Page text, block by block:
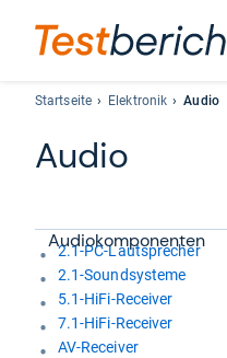
Startseite Elektronik Audio
Audio
Kategorien
Übersicht
Audio­kom­po­nen­ten
2.1-PC-Lautsprecher
2.1-Soundsysteme
5.1-HiFi-Receiver
7.1-HiFi-Receiver
AV-Receiver